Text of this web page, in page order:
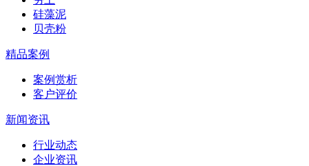
硅藻泥
贝壳粉
精品案例
案例赏析
客户评价
新闻资讯
行业动态
企业资讯